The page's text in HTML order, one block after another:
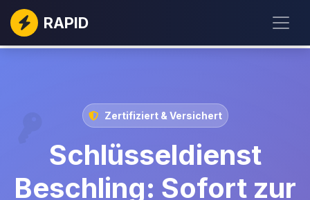
RAPID
Zertifiziert & Versichert
Schlüsseldienst
Beschling: Sofort zur